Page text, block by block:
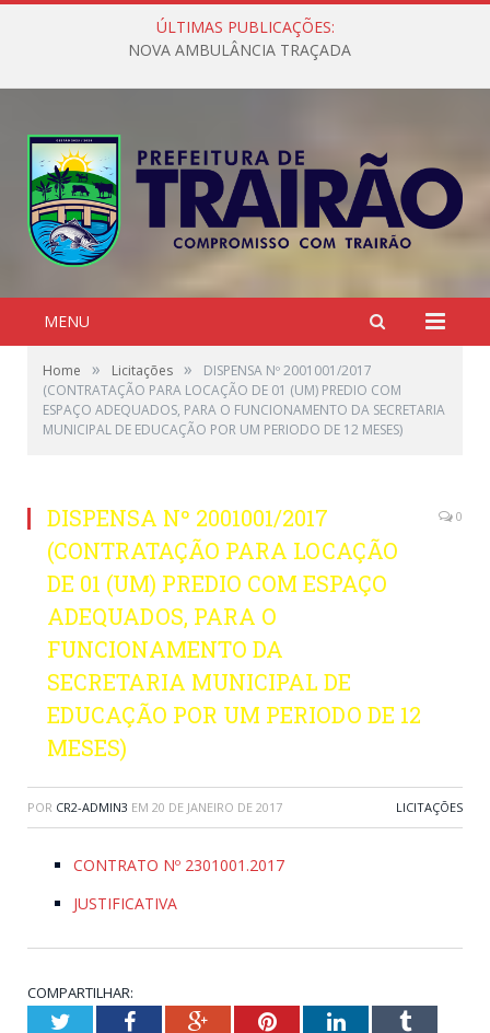
ÚLTIMAS PUBLICAÇÕES:
NOVA AMBULÂNCIA TRAÇADA
MENU
Home » Licitações »
DISPENSA Nº 2001001/2017
(CONTRATAÇÃO PARA LOCAÇÃO DE 01 (UM) PREDIO COM
ESPAÇO ADEQUADOS, PARA O FUNCIONAMENTO DA SECRETARIA
MUNICIPAL DE EDUCAÇÃO POR UM PERIODO DE 12 MESES)
DISPENSA Nº 2001001/2017
(CONTRATAÇÃO PARA LOCAÇÃO
DE 01 (UM) PREDIO COM ESPAÇO
ADEQUADOS, PARA O
FUNCIONAMENTO DA
SECRETARIA MUNICIPAL DE
EDUCAÇÃO POR UM PERIODO DE 12
MESES)
0
POR CR2-ADMIN3 EM 20 DE JANEIRO DE 2017 LICITAÇÕES
CONTRATO Nº 2301001.2017
JUSTIFICATIVA
COMPARTILHAR:
TwitterFacebookGoogle+PinterestLinkedInTumblr